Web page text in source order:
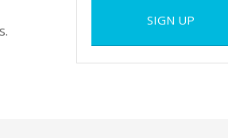
SIGN UP